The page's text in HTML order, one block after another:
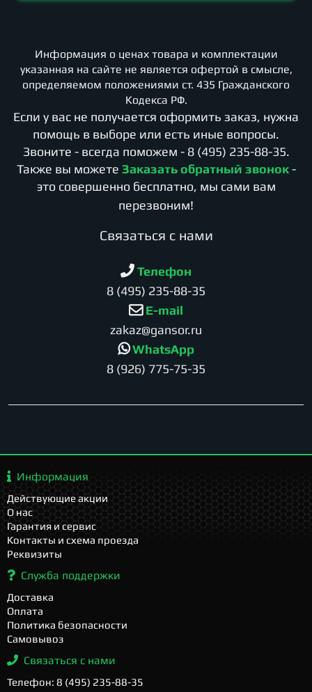
Информация о ценах товара и комплектации
указанная на сайте не является офертой в смысле,
определяемом положениями ст. 435 Гражданского
Кодекса РФ.
Если у вас не получается оформить заказ, нужна
помощь в выборе или есть иные вопросы.
Звоните - всегда поможем - 8 (495) 235-88-35.
Также вы можете Заказать обратный звонок -
это совершенно бесплатно, мы сами вам
перезвоним!
Cвязаться с нами
Телефон
8 (495) 235-88-35
E-mail
zakaz@gansor.ru
WhatsApp
8 (926) 775-75-35
Информация
Действующие акции
О нас
Гарантия и сервис
Контакты и схема проезда
Реквизиты
Служба поддержки
Доставка
Оплата
Политика безопасности
Самовывоз
Связаться с нами
Телефон: 8 (495) 235-88-35